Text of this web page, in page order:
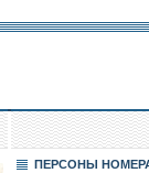
ПЕРСОНЫ